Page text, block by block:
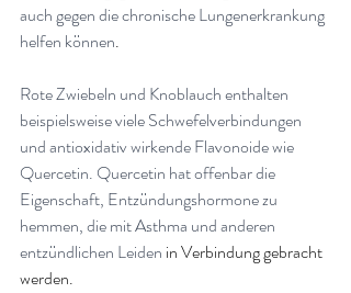
auch gegen die chronische Lungenerkrankung
helfen können.
Rote Zwiebeln und Knoblauch enthalten
beispielsweise viele Schwefelverbindungen
und antioxidativ wirkende Flavonoide wie
Quercetin. Quercetin hat offenbar die
Eigenschaft, Entzündungshormone zu
hemmen, die mit Asthma und anderen
entzündlichen Leiden in Verbindung gebracht
werden.